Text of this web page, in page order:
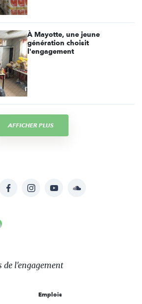
À Mayotte, une jeune
génération choisit
l'engagement
AFFICHER PLUS
FacebookInstagramYouTubeSoundcloud
de l'engagement
Emplois